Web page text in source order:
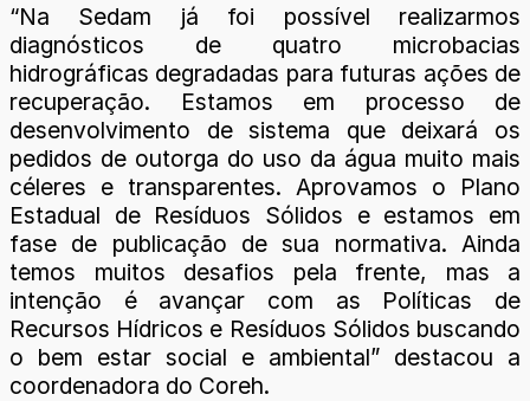
“Na Sedam já foi possível realizarmos
diagnósticos de quatro microbacias
hidrográficas degradadas para futuras ações de
recuperação. Estamos em processo de
desenvolvimento de sistema que deixará os
pedidos de outorga do uso da água muito mais
céleres e transparentes. Aprovamos o Plano
Estadual de Resíduos Sólidos e estamos em
fase de publicação de sua normativa. Ainda
temos muitos desafios pela frente, mas a
intenção é avançar com as Políticas de
Recursos Hídricos e Resíduos Sólidos buscando
o bem estar social e ambiental” destacou a
coordenadora do Coreh.